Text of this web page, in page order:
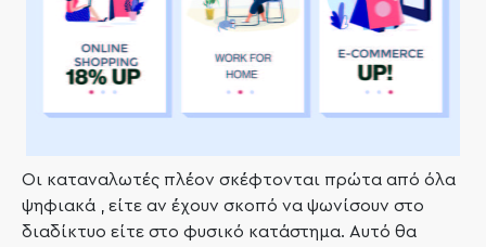
Οι καταναλωτές πλέον σκέφτονται πρώτα από όλα
ψηφιακά , είτε αν έχουν σκοπό να ψωνίσουν στο
διαδίκτυο είτε στο φυσικό κατάστημα. Αυτό θα